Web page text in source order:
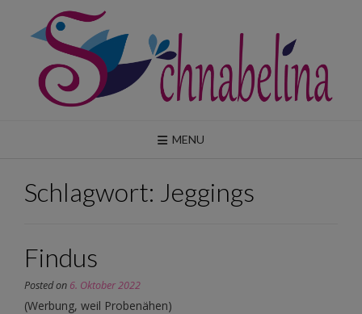
content
MENU
Schlagwort: Jeggings
Findus
Posted on 6. Oktober 2022
(Werbung, weil Probenähen)